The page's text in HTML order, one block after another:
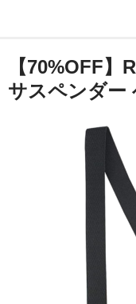
ブランド別
Hush Puppies
CAPTAIN STAG
UNITED COLORS
【70%OFF
サスペンダー